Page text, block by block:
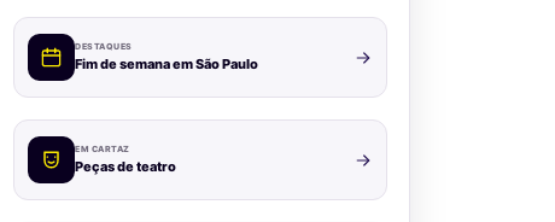
DESTAQUES
Fim de semana em São Paulo
EM CARTAZ
Peças de teatro